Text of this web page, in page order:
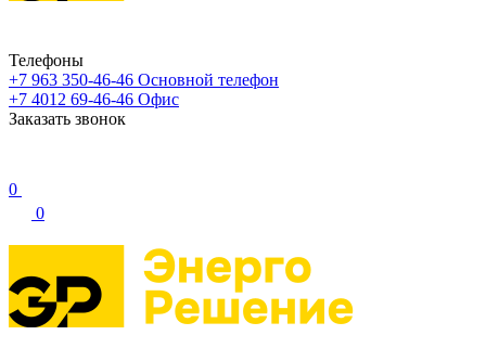
Телефоны
+7 963 350-46-46 Основной телефон
+7 4012 69-46-46 Офис
Заказать звонок
0
0